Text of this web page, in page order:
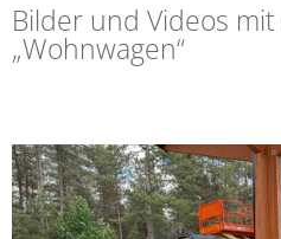
Bilder und Videos
„Wohnwagen“